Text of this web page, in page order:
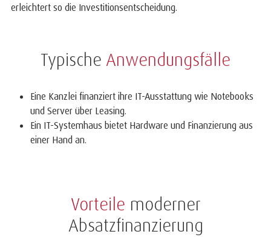
erleichtert so die Investitionsentscheidung.
Typische Anwendungsfälle
Eine Kanzlei finanziert ihre IT-Ausstattung wie Notebooks
und Server über Leasing.
Ein IT-Systemhaus bietet Hardware und Finanzierung aus
einer Hand an.
Vorteile moderner
Absatzfinanzierung